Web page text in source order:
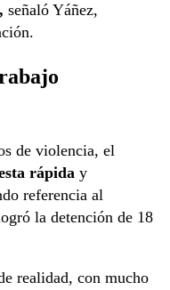
señaló Yáñez,
de violencia, el
rápida y
referencia al
la detención de 18
realidad, con mucho